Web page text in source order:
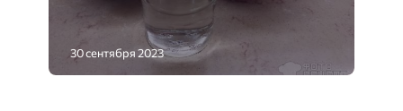
30 сентября 2023